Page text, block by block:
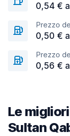
0,54 €
Prezzo
0,50 €
Prezzo
0,56 €
Le
Sultan